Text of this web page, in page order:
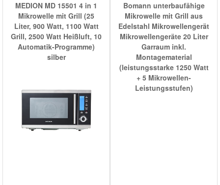
MEDION MD 15501 4 in 1
Mikrowelle mit Grill (25
Liter, 900 Watt, 1100 Watt
Grill, 2500 Watt Heißluft, 10
Automatik-Programme)
silber
Bomann unterbaufähige
Mikrowelle mit Grill aus
Edelstahl Mikrowellengerät
Mikrowellengeräte 20 Liter
Garraum inkl.
Montagematerial
(leistungsstarke 1250 Watt
+ 5 Mikrowellen-
Leistungsstufen)